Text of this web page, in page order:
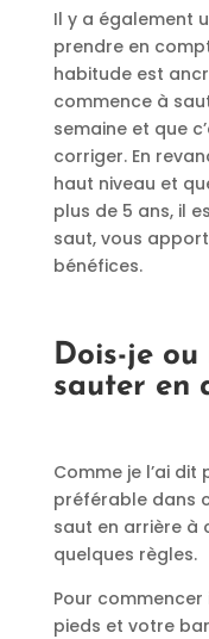
Il y a également
prendre en
habitude est
commence à
semaine et que
corriger. En
haut niveau et
plus de 5 ans, il
saut, vous
bénéfices.
Dois-je
sauter en
Comme je l’ai
préférable dans
saut en arrière à
quelques règles.
Pour
pieds et votre